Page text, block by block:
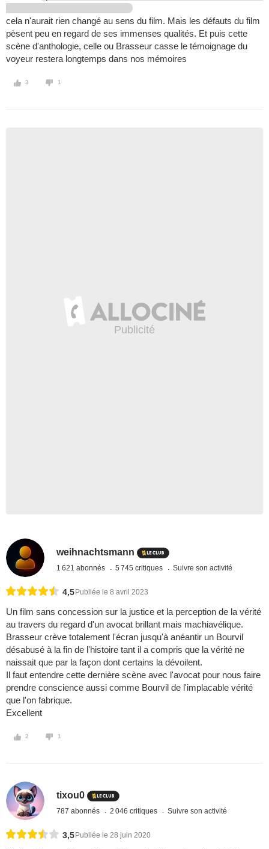
cela n'aurait rien changé au sens du film. Mais les défauts du film
pèsent peu en regard de ses immenses qualités. Et puis cette
scène d'anthologie, celle ou Brasseur casse le témoignage du
voyeur restera longtemps dans nos mémoires
3 1
weihnachtsmann
1 621 abonnés 5 745 critiques Suivre son activité
4,5 Publiée le 8 avril 2023
Un film sans concession sur la justice et la perception de la vérité
au travers du regard d'un avocat brillant mais machiavélique.
Brasseur crève totalement l'écran jusqu'à anéantir un Bourvil
désabusé à la fin de l'histoire tant il a compris que la vérité ne
naissait que par la façon dont certains la dévoilent.
Il faut entendre cette dernière scène avec l'avocat pour nous faire
prendre conscience aussi comme Bourvil de l'implacable vérité
que l'on fabrique.
Excellent
2 1
tixou0
787 abonnés 2 046 critiques Suivre son activité
3,5 Publiée le 28 juin 2020